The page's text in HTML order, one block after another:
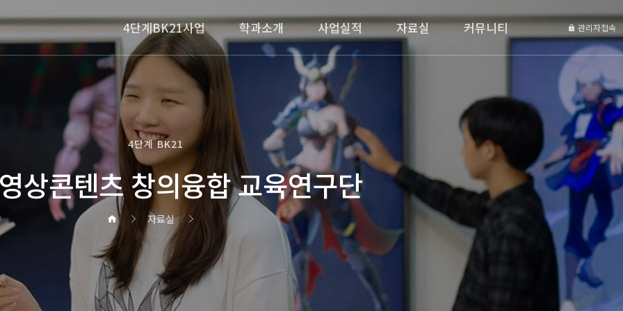
4단계BK21사업 학과소개 사업실적 자료실 커뮤니티 관리자접속
4단계 BK21
상콘텐츠 창의융합 교육연구단
자료실